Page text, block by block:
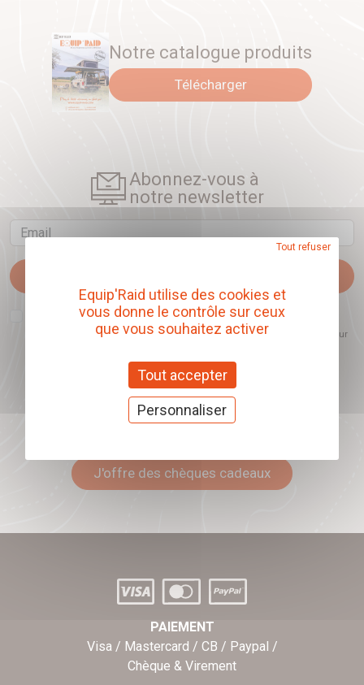
Notre catalogue produits
Télécharger
Abonnez-vous à
notre newsletter
Email
J'accepte que l'ouverture des newsletters soit mesurée, afin de mieux
comprendre les sujets qui m'intéressent et d'améliorer les contenus
proposés. Ce choix est modifiable à tout moment et reste sans incidence sur
Offrez nos chèques
J'offre des chèques cadeaux
PAIEMENT
Visa / Mastercard / CB / Paypal /
Chèque & Virement
Equip'Raid utilise des cookies et
vous donne le contrôle sur ceux
que vous souhaitez activer
Tout accepter
Tout refuser
Personnaliser